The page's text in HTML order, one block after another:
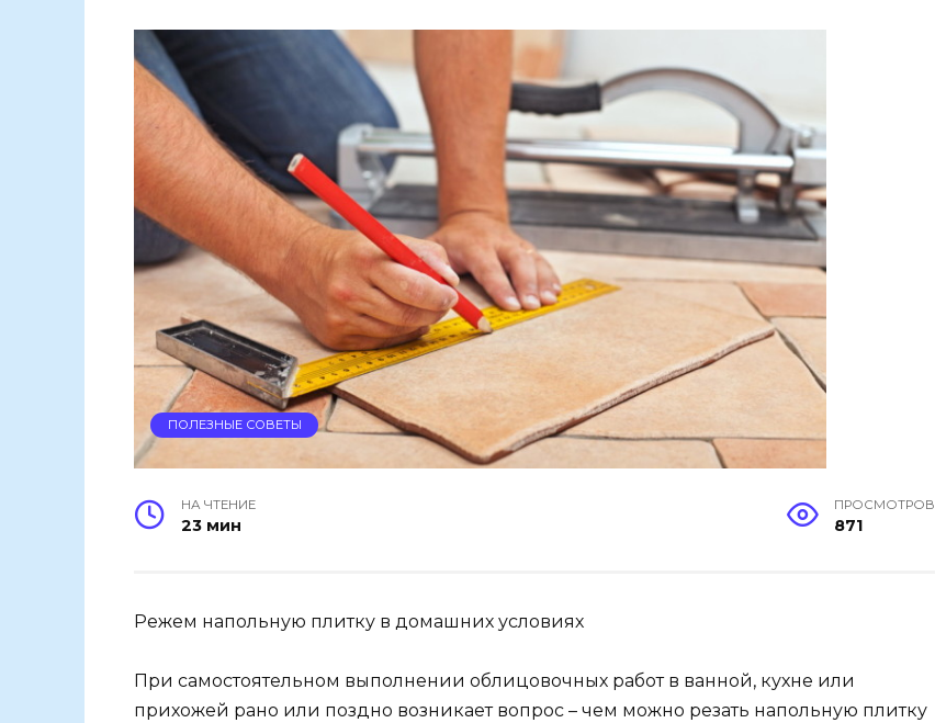
ПОЛЕЗНЫЕ СОВЕТЫ
НА ЧТЕНИЕ
23 мин
ПРОСМОТРОВ
871
Режем напольную плитку в домашних условиях
При самостоятельном выполнении облицовочных работ в ванной, кухне или
прихожей рано или поздно возникает вопрос – чем можно резать напольную плитку